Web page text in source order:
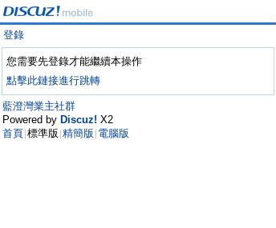
登錄
您需要先登錄才能繼續本操作
點擊此鏈接進行跳轉
藍澄灣業主社群
Powered by Discuz! X2
首頁 標準版 精簡版 電腦版